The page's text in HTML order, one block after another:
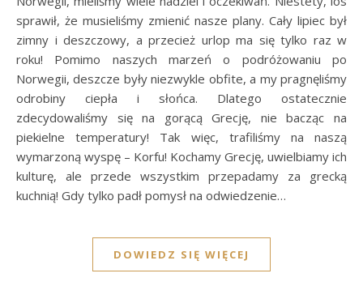
sprawił, że musieliśmy zmienić nasze plany. Cały lipiec był
zimny i deszczowy, a przecież urlop ma się tylko raz w
roku! Pomimo naszych marzeń o podróżowaniu po
Norwegii, deszcze były niezwykle obfite, a my pragnęliśmy
odrobiny ciepła i słońca. Dlatego ostatecznie
zdecydowaliśmy się na gorącą Grecję, nie bacząc na
piekielne temperatury! Tak więc, trafiliśmy na naszą
wymarzoną wyspę – Korfu! Kochamy Grecję, uwielbiamy ich
kulturę, ale przede wszystkim przepadamy za grecką
kuchnią! Gdy tylko padł pomysł na odwiedzenie…
DOWIEDZ SIĘ WIĘCEJ